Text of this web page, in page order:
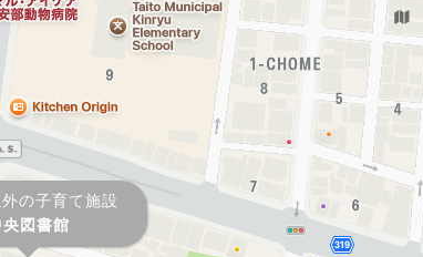
の子育て施設
図書館